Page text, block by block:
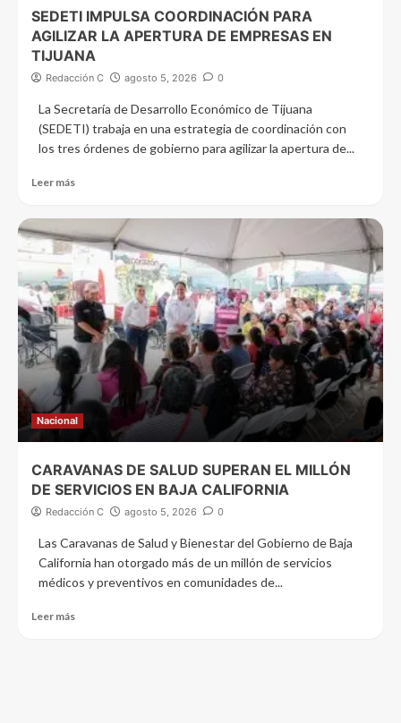
SEDETI IMPULSA COORDINACIÓN PARA
AGILIZAR LA APERTURA DE EMPRESAS EN
TIJUANA
Redacción C agosto 5, 2026 0
La Secretaría de Desarrollo Económico de Tijuana
(SEDETI) trabaja en una estrategia de coordinación con
los tres órdenes de gobierno para agilizar la apertura de...
Leer más
Nacional
CARAVANAS DE SALUD SUPERAN EL MILLÓN
DE SERVICIOS EN BAJA CALIFORNIA
Redacción C agosto 5, 2026 0
Las Caravanas de Salud y Bienestar del Gobierno de Baja
California han otorgado más de un millón de servicios
médicos y preventivos en comunidades de...
Leer más